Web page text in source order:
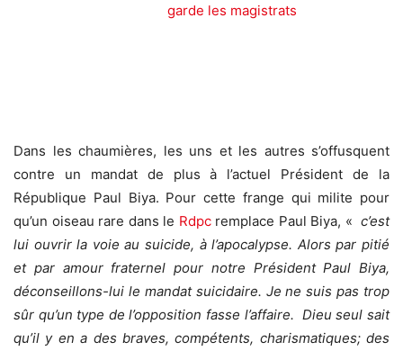
garde les magistrats
Dans les chaumières, les uns et les autres s’offusquent
contre un mandat de plus à l’actuel Président de la
République Paul Biya. Pour cette frange qui milite pour
qu’un oiseau rare dans le Rdpcremplace Paul Biya, «c’est
lui ouvrir la voie au suicide, à l’apocalypse. Alors par pitié
et par amour fraternel pour notre Président Paul Biya,
déconseillons-lui le mandat suicidaire. Je ne suis pas trop
sûr qu’un type de l’opposition fasse l’affaire. Dieu seul sait
qu’il y en a des braves, compétents, charismatiques; des